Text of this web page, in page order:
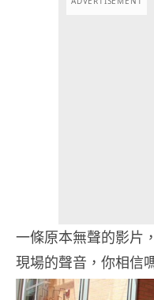
一條原本無聲的影片
現場的聲音，你相信